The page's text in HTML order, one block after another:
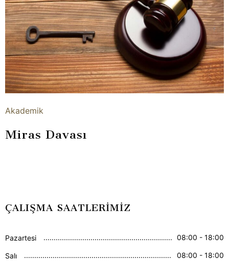
Akademik
Miras Davası
ÇALIŞMA SAATLERİMİZ
Pazartesi 08:00 - 18:00
Salı 08:00 - 18:00